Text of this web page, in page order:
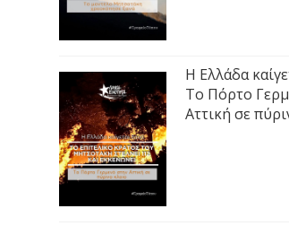
Η Ελλάδα
Το Πόρτο
Αττική σε